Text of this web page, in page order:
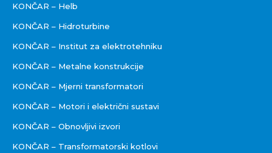
KONČAR – Helb
KONČAR – Hidroturbine
KONČAR – Institut za elektrotehniku
KONČAR – Metalne konstrukcije
KONČAR – Mjerni transformatori
KONČAR – Motori i električni sustavi
KONČAR – Obnovljivi izvori
KONČAR – Transformatorski kotlovi